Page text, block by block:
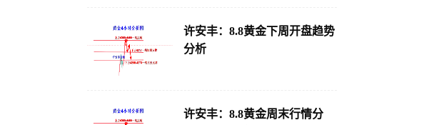
许安丰：8.8黄金下周开盘趋势
分析
许安丰：8.8黄金周末行情分